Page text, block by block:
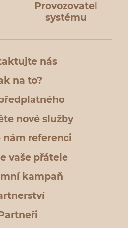
Provozovatel
systému
nás
na to?
nové služby
nám referenci
vaše přátele
kampaň